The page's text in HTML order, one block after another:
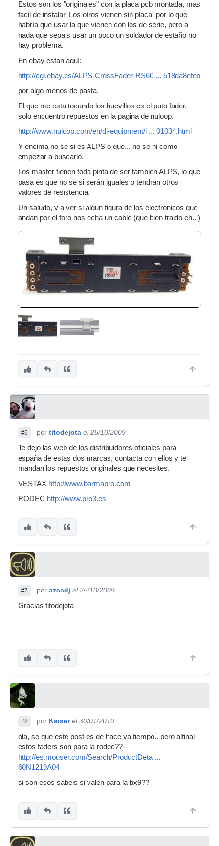
Estos son los "originales" con la placa pcb montada, mas
fácil de instalar. Los otros vienen sin placa, por lo que
habría que usar la que vienen con los de serie, pero a
nada que sepais usar un poco un soldador de estaño no
hay problema.
En ebay estan aquí:
http://cgi.ebay.es/ALPS-CrossFader-RS60 ... 518da8efeb
por algo menos de pasta.
El que me esta tocando los huevillos es el puto fader,
solo encuentro repuestos en la pagina de nuloop.
http://www.nuloop.com/en/dj-equipment/i ... 01034.html
Y encima no se si es ALPS o que... no se ni como
empezar a buscarlo.
Los master tienen toda pinta de ser tambien ALPS, lo que
pasa es que no se si serán iguales o tendran otros
valores de resistencia.
Un saludo, y a ver si algun figura de los electronicos que
andan por el foro nos echa un cable (que bien traido eh...)
#6 por titodejota el 25/10/2009
Te dejo las web de los distribuidores oficiales para
españa de estas dos marcas, contacta con ellos y te
mandan los repuestos originales que necesites.
VESTAX http://www.barmapro.com
RODEC http://www.pro3.es
#7 por azcadj el 25/10/2009
Gracias titodejota
#8 por Kaiser el 30/01/2010
ola, se que este post es de hace ya tiempo.. pero alfinal
estos faders son para la rodec??--
http://es.mouser.com/Search/ProductDeta ...
60N1219A04
si son esos sabeis si valen para la bx9??